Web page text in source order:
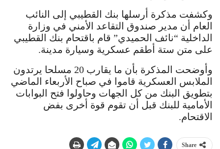
وكشفت مذكرة أرسلها بنك القطيبي إلى النائب
العام أن مدير صندوق التقاعد الأمني في وزارة
الداخلية “نائف الحميدي” قام باقتحام بنك القطيبي
على متن ستة أطقم عسكرية وسيارة مدينة.
وأوضحت المذكرة بأن ما يقارب 20 مسلحا يرتدون
الملابس العسكرية قاموا في صباح الأربعاء الماضي
بتطويق البنك من كل الجهات وحاولوا فتح البوابات
الأمامية للبنك قبل أن تقوم قوة أخرى بفض
الاقتحام.
Share